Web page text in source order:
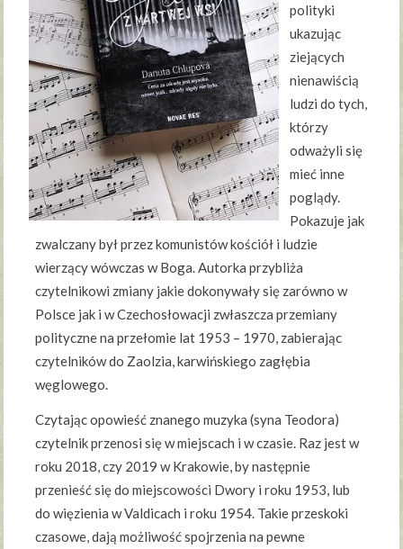
polityki
ukazując
ziejących
nienawiścią
ludzi do tych,
którzy
odważyli się
mieć inne
poglądy.
Pokazuje jak
zwalczany był przez komunistów kościół i ludzie
wierzący wówczas w Boga. Autorka przybliża
czytelnikowi zmiany jakie dokonywały się zarówno w
Polsce jak i w Czechosłowacji zwłaszcza przemiany
polityczne na przełomie lat 1953 – 1970, zabierając
czytelników do Zaolzia, karwińskiego zagłębia
węglowego.
Czytając opowieść znanego muzyka (syna Teodora)
czytelnik przenosi się w miejscach i w czasie. Raz jest w
roku 2018, czy 2019 w Krakowie, by następnie
przenieść się do miejscowości Dwory i roku 1953, lub
do więzienia w Valdicach i roku 1954. Takie przeskoki
czasowe, dają możliwość spojrzenia na pewne